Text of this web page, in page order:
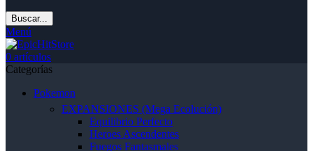
Buscar...
Menú
0 artículos
Categorías
Pokemon
EXPANSIONES (Mega Ecolución)
Equilibrio Perfecto
Heroes Ascendentes
Fuegos Fantasmales